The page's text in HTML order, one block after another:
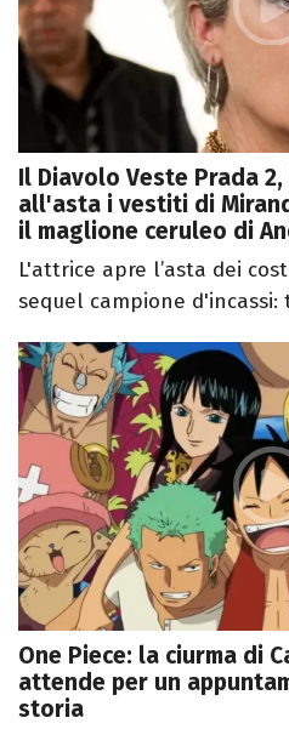
Il Diavolo Veste Prada
all'asta i vestiti di
il maglione ceruleo di
L'attrice apre l’asta dei
sequel campione d'incassi:
One Piece: la ciurma di
attende per un
storia